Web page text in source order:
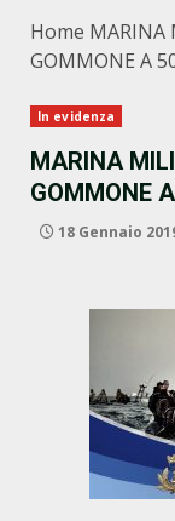
Home MARINA
GOMMONE A
In evidenza
MARINA
GOMMONE
18 Gennaio